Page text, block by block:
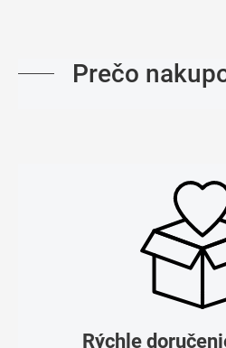
Prečo
Rýchle